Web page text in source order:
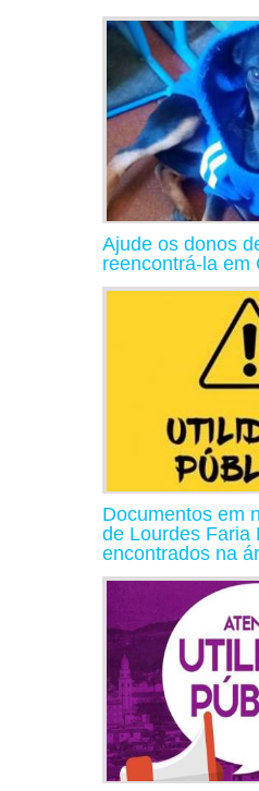
Ajude os donos
reencontrá-la em
Documentos em
de Lourdes Faria
encontrados na